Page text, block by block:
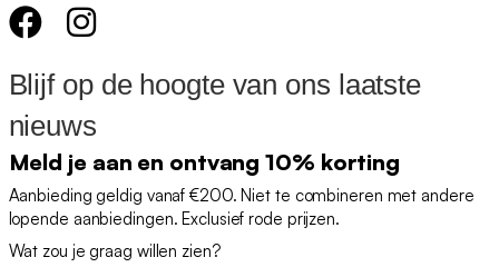
Blijf op de hoogte van ons laatste
nieuws
Meld je aan en ontvang 10% korting
Aanbieding geldig vanaf €200. Niet te combineren met andere
lopende aanbiedingen. Exclusief rode prijzen.
Wat zou je graag willen zien?